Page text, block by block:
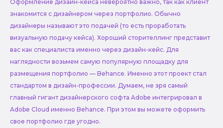
Оформление дизайн-кейса невероятно важно, так как клиент
знакомится с дизайнером через портфолио. Обычно
дизайнеры называют это подачей (то есть проработать
визуальную подачу кейса). Хороший сторителлинг представит
вас как специалиста именно через дизайн-кейс. Для
наглядности возьмем самую популярную площадку для
размещения портфолио — Behance. Именно этот проект стал
стандартом в дизайн-профессии. Думаем, не зря самый
главный гигант дизайнерского софта Adobe интегрировал в
Adobe Cloud именно Behance. При этом вы можете оформить
свое портфолио где угодно.